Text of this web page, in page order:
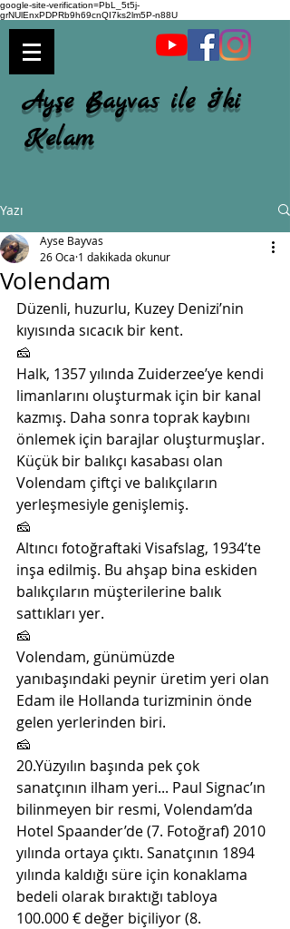
google-site-verification=PbL_5t5j-
grNUlEnxPDPRb9h69cnQI7ks2lm5P-n88U
Ayşe Bayvas ile İki
Kelam
Yazı
Volendam
Ayse Bayvas
26 Oca 1 dakikada okunur
Düzenli, huzurlu, Kuzey Denizi’nin
kıyısında sıcacık bir kent.
🧀
Halk, 1357 yılında Zuiderzee’ye kendi
limanlarını oluşturmak için bir kanal
kazmış. Daha sonra toprak kaybını
önlemek için barajlar oluşturmuşlar.
Küçük bir balıkçı kasabası olan
Volendam çiftçi ve balıkçıların
yerleşmesiyle genişlemiş.
🧀
Altıncı fotoğraftaki Visafslag, 1934’te
inşa edilmiş. Bu ahşap bina eskiden
balıkçıların müşterilerine balık
sattıkları yer.
🧀
Volendam, günümüzde
yanıbaşındaki peynir üretim yeri olan
Edam ile Hollanda turizminin önde
gelen yerlerinden biri.
🧀
20.Yüzyılın başında pek çok
sanatçının ilham yeri... Paul Signac’ın
bilinmeyen bir resmi, Volendam’da
Hotel Spaander’de (7. Fotoğraf) 2010
yılında ortaya çıktı. Sanatçının 1894
yılında kaldığı süre için konaklama
bedeli olarak bıraktığı tabloya
100.000 € değer biçiliyor (8.